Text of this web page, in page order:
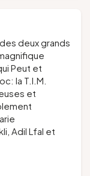
deux grands
Peut et
la T.I.M.
et
Adil Lfal et